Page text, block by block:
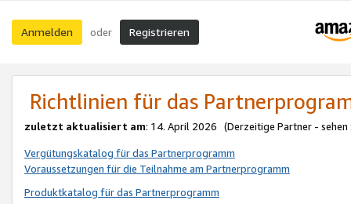
Anmelden oder Registrieren
Richtlinien für das
zuletzt aktualisiert am: 14. April 2026 (Derzeitige Partner - sehen
Vergütungskatalog für das Partnerprogramm
Voraussetzungen für die Teilnahme am Partnerprogramm
Produktkatalog für das Partnerprogramm